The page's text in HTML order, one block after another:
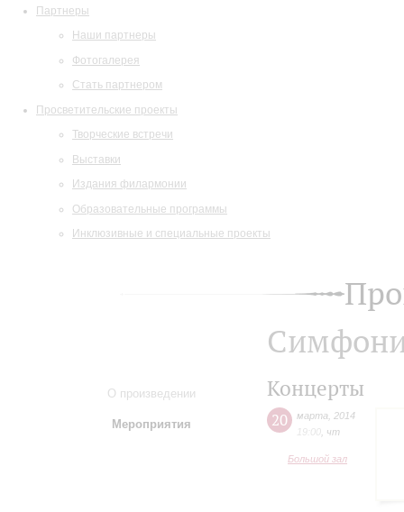
Партнеры
Наши партнеры
Фотогалерея
Стать партнером
Просветительские проекты
Творческие встречи
Выставки
Издания филармонии
Образовательные программы
Инклюзивные и специальные проекты
О произведении
Мероприятия
Концерты
20 марта
2014
19:00 чт
Большой зал